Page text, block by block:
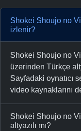
Shokei Shoujo no
izlenir?
Shokei Shoujo no
üzerinden Türkçe
Sayfadaki oynatıcı
video kaynaklarını
Shokei Shoujo no
altyazılı mı?